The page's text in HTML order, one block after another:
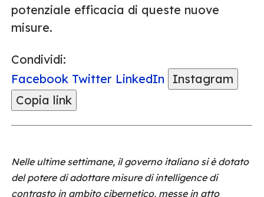
potenziale efficacia di queste nuove
misure.
Condividi:
Facebook Twitter LinkedIn
Instagram
Copia link
Nelle ultime settimane, il governo italiano si è dotato
del potere di adottare misure di intelligence di
contrasto in ambito cibernetico, messe in atto